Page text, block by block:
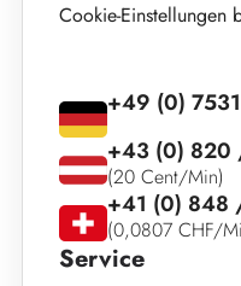
Cookie-Einstellungen
Service
+49 (0)
+43 (0) 820
(20 Cent/Min)
+41 (0)
(0,0807 CHF/